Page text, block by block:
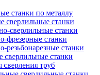
станки по металлу
сверлильные станки
сверлильные станки
фрезерные станки
резьбонарезные станки
сверлильные станки
сверления труб